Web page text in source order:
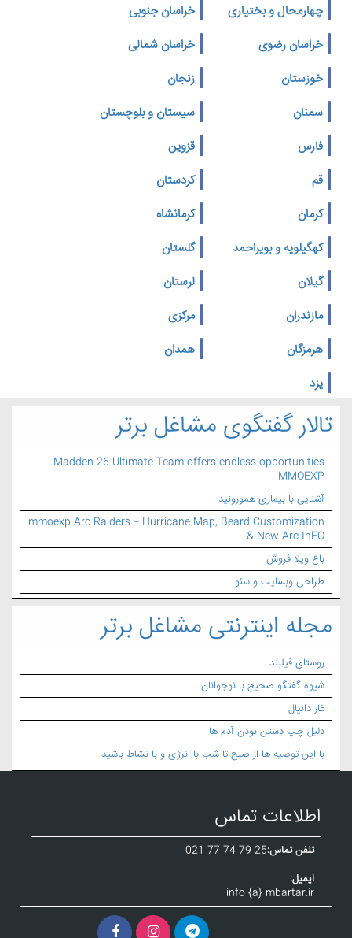
چهارمحال و بختیاری
خراسان جنوبی
خراسان رضوی
خراسان شمالی
خوزستان
زنجان
سمنان
سیستان و بلوچستان
فارس
قزوین
قم
کردستان
کرمان
کرمانشاه
کهگیلویه و بویراحمد
گلستان
گیلان
لرستان
مازندران
مرکزی
هرمزگان
همدان
یزد
تالار گفتگوی مشاغل برتر
Madden 26 Ultimate Team offers endless opportunities
MMOEXP
آشنایی با بیماری هموروئید
mmoexp Arc Raiders – Hurricane Map, Beard Customization
& New Arc InFO
باغ ویلا فروش
طراحی وبسایت و سئو
مجله اینترنتی مشاغل برتر
روستای فیلبند
شیوه گفتگو صحیح با نوجوانان
غار دانیال
دلیل چپ دستن بودن آدم ها
با این توصیه ها از صبح تا شب با انرژی و با نشاط باشید
اطلاعات تماس
تلفن تماس:021 77 74 79 25
ایمیل:
info {a} mbartar.ir